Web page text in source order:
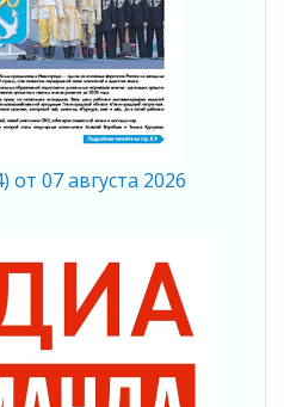
только письменное
и кошелька
07 августа 2026